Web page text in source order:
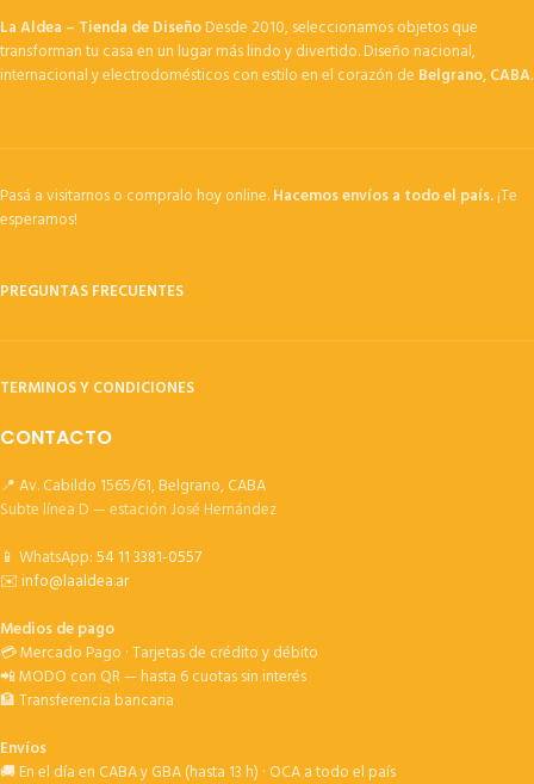
La Aldea – Tienda de DiseñoDesde 2010, seleccionamos objetos que
transforman tu casa en un lugar más lindo y divertido. Diseño nacional,
internacional y electrodomésticos con estilo en el corazón de Belgrano, CABA.
Pasá a visitarnos o compralo hoy online.Hacemos envíos a todo el país.¡Te
esperamos!
PREGUNTAS FRECUENTES
TERMINOS Y CONDICIONES
CONTACTO
📍 Av. Cabildo 1565/61, Belgrano, CABA
Subte línea D — estación José Hernández
📱 WhatsApp:54 11 3381-0557
✉️info@laaldea.ar
Medios de pago
💳 Mercado Pago · Tarjetas de crédito y débito
📲 MODO con QR — hasta 6 cuotas sin interés
🏦 Transferencia bancaria
Envíos
🚚 En el día en CABA y GBA (hasta 13 h) · OCA a todo el país